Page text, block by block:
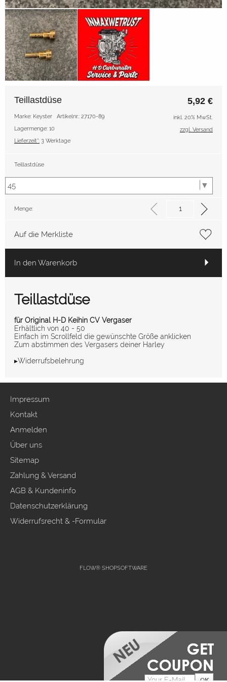
5,92 €
Teillastdüse
Marke: Keyster Artikelnr.: 27170-89
Lagermenge: 10
Lieferzeit*: 3 Werktage
inkl. 20% MwSt.
zzgl. Versand
Teillastdüse
Menge:
Auf die Merkliste
In den Warenkorb
Teillastdüse
für Original H-D Keihin CV Vergaser
Erhältlich von 40 - 50
Einfach im Scrollfeld die gewünschte Größe anklicken
Zum abstimmen des Vergasers deiner Harley
▸Widerrufsbelehrung
Impressum
Kontakt
Anmelden
Über uns
Sitemap
Zahlung & Versand
AGB & Kundeninfo
Datenschutzerklärung
Widerrufsrecht & -Formular
FLOW® SHOPSOFTWARE